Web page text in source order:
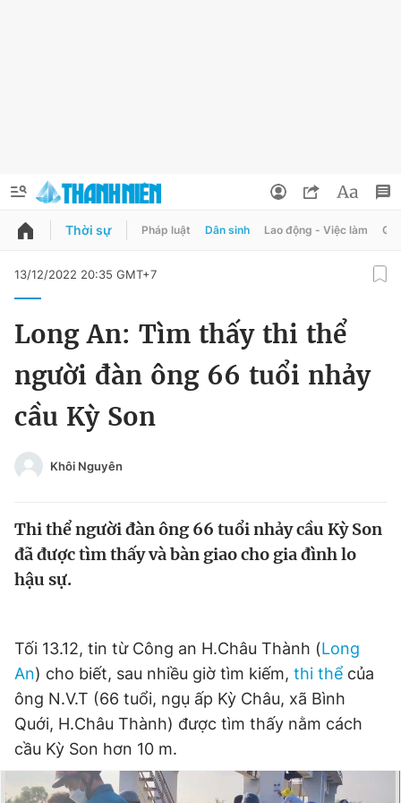
QUẢNG CÁO
Chuyên mục
Chuyên mục khác
Chào ngày mới
Video Magazine
Tiện ích Bạn cần biết
Thông tin tòa soạn Liên hệ quảng cáo
Đổi mật khẩu
Tin đã lưu
Tin đã xem
Đăng xuất
Thời sự Pháp luật Dân sinh Lao động - Việc làm
13/12/2022 20:35 GMT+7
Long An: Tìm thấy thi thể
người đàn ông 66 tuổi nhảy
cầu Kỳ Son
Khôi Nguyên
Thi thể người đàn ông 66 tuổi nhảy cầu Kỳ Son
đã được tìm thấy và bàn giao cho gia đình lo
hậu sự.
Tối 13.12, tin từ Công an H.Châu Thành (Long
An) cho biết, sau nhiều giờ tìm kiếm, thi thể của
ông N.V.T (66 tuổi, ngụ ấp Kỳ Châu, xã Bình
Quới, H.Châu Thành) được tìm thấy nằm cách
cầu Kỳ Son hơn 10 m.